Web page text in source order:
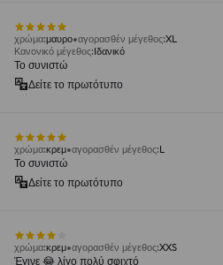
χρώμα:μαυρο αγορασθέν μέγεθος:XL
Κανονικό μέγεθος:Ιδανικό
Το συνιστώ
Δείτε το πρωτότυπο
χρώμα:κρεμ αγορασθέν μέγεθος:L
Το συνιστώ
Δείτε το πρωτότυπο
χρώμα:κρεμ αγορασθέν μέγεθος:XXS
Έγινε 😂 λίγο πολύ σφιχτό